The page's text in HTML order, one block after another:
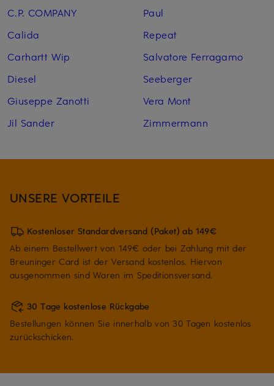
C.P. COMPANY
Calida
Carhartt Wip
Diesel
Giuseppe Zanotti
Jil Sander
Paul
Repeat
Salvatore Ferragamo
Seeberger
Vera Mont
Zimmermann
UNSERE VORTEILE
Kostenloser Standardversand (Paket) ab 149€
Ab einem Bestellwert von 149€ oder bei Zahlung mit der
Breuninger Card ist der Versand kostenlos. Hiervon
ausgenommen sind Waren im Speditionsversand.
30 Tage kostenlose Rückgabe
Bestellungen können Sie innerhalb von 30 Tagen kostenlos
zurückschicken.